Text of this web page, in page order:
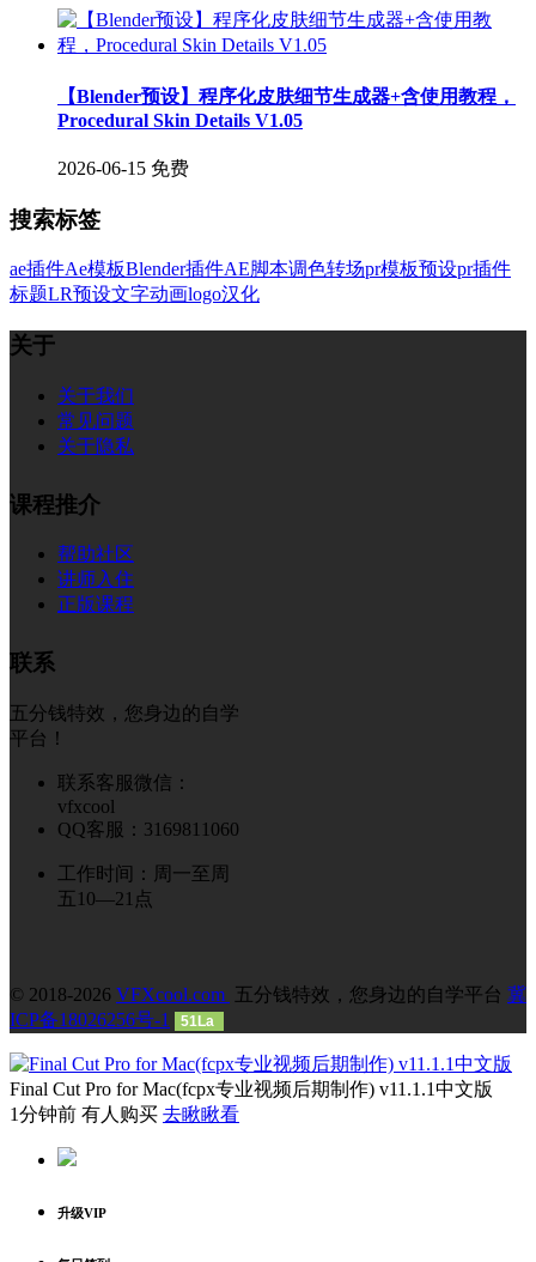
【Blender预设】程序化皮肤细节生成器+含使用教程，
Procedural Skin Details V1.05
2026-06-15 免费
搜索标签
ae插件Ae模板Blender插件AE脚本调色转场pr模板预设pr插件
标题LR预设文字动画logo汉化
关于
关于我们
常见问题
关于隐私
课程推介
帮助社区
讲师入住
正版课程
联系
五分钱特效，您身边的自学
平台！
联系客服微信：
vfxcool
QQ客服：3169811060
工作时间：周一至周
五10—21点
© 2018-2026 VFXcool.com 五分钱特效，您身边的自学平台 冀
ICP备18026256号-1
51La
Final Cut Pro for Mac(fcpx专业视频后期制作) v11.1.1中文版
1分钟前 有人购买 去瞅瞅看
升级VIP